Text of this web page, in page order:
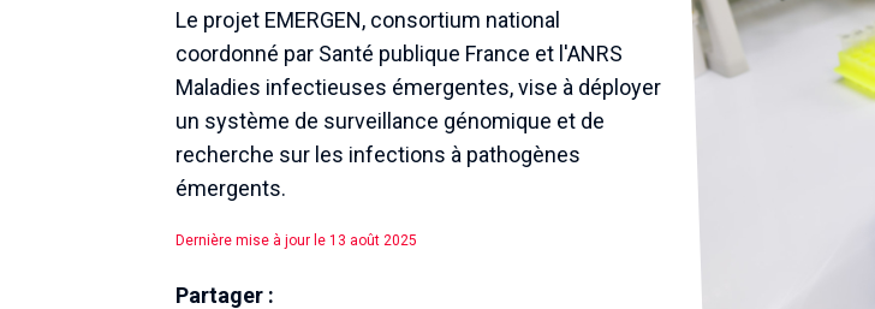
Le projet EMERGEN, consortium national
coordonné par Santé publique France et l'ANRS
Maladies infectieuses émergentes, vise à déployer
un système de surveillance génomique et de
recherche sur les infections à pathogènes
émergents.
Dernière mise à jour le 13 août 2025
Partager :